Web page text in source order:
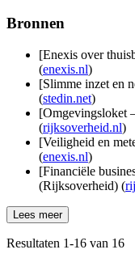
Bronnen
[Enexis over
(enexis.nl)
[Slimme inzet en
(stedin.net)
[Omgevingsloket
(rijksoverheid.nl)
[Veiligheid en
(enexis.nl)
[Financiële
(Rijksoverheid) (
Lees meer
Resultaten 1-16 van 16